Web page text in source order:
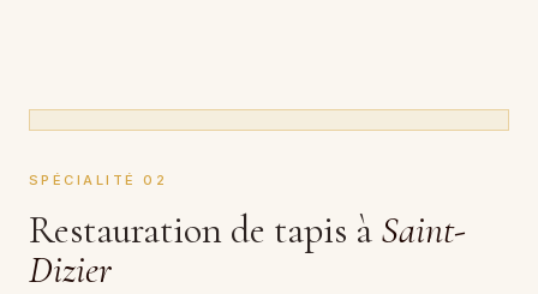
SPÉCIALITÉ 02
Restauration de tapis à Saint-
Dizier